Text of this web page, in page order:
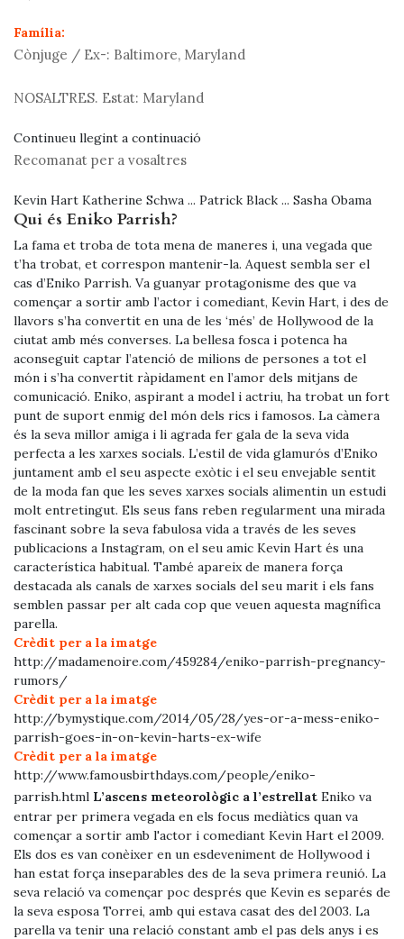
Família:
Cònjuge / Ex-: Baltimore, Maryland
NOSALTRES. Estat: Maryland
Continueu llegint a continuació
Recomanat per a vosaltres
Kevin Hart Katherine Schwa ... Patrick Black ... Sasha Obama
Qui és Eniko Parrish?
La fama et troba de tota mena de maneres i, una vegada que
t’ha trobat, et correspon mantenir-la. Aquest sembla ser el
cas d’Eniko Parrish. Va guanyar protagonisme des que va
començar a sortir amb l’actor i comediant, Kevin Hart, i des de
llavors s’ha convertit en una de les ‘més’ de Hollywood de la
ciutat amb més converses. La bellesa fosca i potenca ha
aconseguit captar l’atenció de milions de persones a tot el
món i s’ha convertit ràpidament en l’amor dels mitjans de
comunicació. Eniko, aspirant a model i actriu, ha trobat un fort
punt de suport enmig del món dels rics i famosos. La càmera
és la seva millor amiga i li agrada fer gala de la seva vida
perfecta a les xarxes socials. L’estil de vida glamurós d’Eniko
juntament amb el seu aspecte exòtic i el seu envejable sentit
de la moda fan que les seves xarxes socials alimentin un estudi
molt entretingut. Els seus fans reben regularment una mirada
fascinant sobre la seva fabulosa vida a través de les seves
publicacions a Instagram, on el seu amic Kevin Hart és una
característica habitual. També apareix de manera força
destacada als canals de xarxes socials del seu marit i els fans
semblen passar per alt cada cop que veuen aquesta magnífica
parella.
Crèdit per a la imatge
http://madamenoire.com/459284/eniko-parrish-pregnancy-
rumors/
Crèdit per a la imatge
http://bymystique.com/2014/05/28/yes-or-a-mess-eniko-
parrish-goes-in-on-kevin-harts-ex-wife
Crèdit per a la imatge
http://www.famousbirthdays.com/people/eniko-
parrish.html Anterior
Pròxim
L’ascens meteorològic a l’estrellat Eniko va
entrar per primera vegada en els focus mediàtics quan va
començar a sortir amb l'actor i comediant Kevin Hart el 2009.
Els dos es van conèixer en un esdeveniment de Hollywood i
han estat força inseparables des de la seva primera reunió. La
seva relació va començar poc després que Kevin es separés de
la seva esposa Torrei, amb qui estava casat des del 2003. La
parella va tenir una relació constant amb el pas dels anys i es